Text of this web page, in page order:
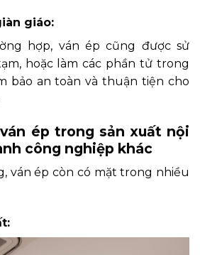
giáo:
hợp, ván ép cũng được sử
hoặc làm các phần tử trong
bảo an toàn và thuận tiện cho
ép trong sản xuất nội
công nghiệp khác
ván ép còn có mặt trong nhiều